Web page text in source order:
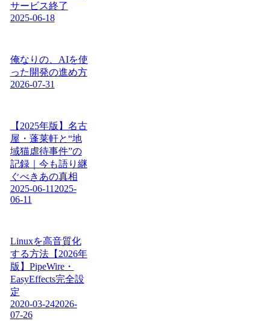
サービス終了
2025-06-18
俺なりの、AIを使
った開発の進め方
2026-07-31
【2025年版】名古
屋・蓬莱軒と“地
域猫虐待事件”の
記録｜今も語り継
ぐべきあの真相
2025-06-11 2025-
06-11
Linuxを高音質化
する方法【2026年
版】PipeWire・
EasyEffects完全設
定
2020-03-242026-
07-26